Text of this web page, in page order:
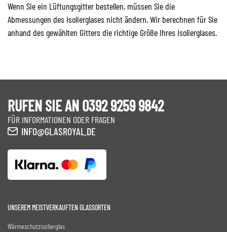
Wenn Sie ein Lüftungsgitter bestellen, müssen Sie die
Abmessungen des Isolierglases nicht ändern. Wir berechnen für Sie
anhand des gewählten Gitters die richtige Größe Ihres Isolierglases.
RUFEN SIE AN 0392 9259 9842
FÜR INFORMATIONEN ODER FRAGEN
INFO@GLASROYAL.DE
UNSEREM MEISTVERKAUFTEN GLASSORTEN
Wärmeschutzisolierglas